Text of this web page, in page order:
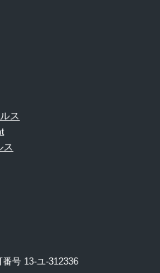
ス
ス
号 13-ユ-312336